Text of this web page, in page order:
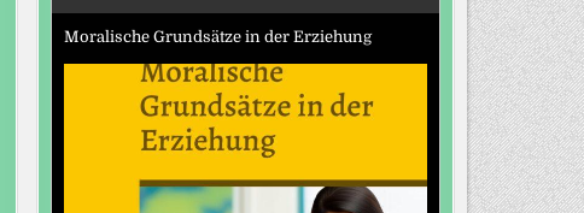
Moralische Grundsätze in der Erziehung